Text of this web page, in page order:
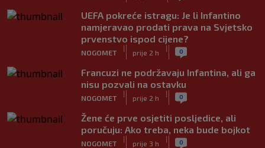
UEFA pokreće istragu: Je li Infantino
namjeravao prodati prava na Svjetsko
prvenstvo ispod cijene?
NOGOMET
|
prije 2 h
| 0
Francuzi ne podržavaju Infantina, ali ga
nisu pozvali na ostavku
NOGOMET
|
prije 2 h
| 0
Žene će prve osjetiti posljedice, ali
poručuju: Ako treba, neka bude bojkot
NOGOMET
|
prije 3 h
| 0